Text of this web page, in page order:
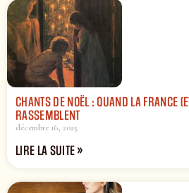
CHANTS DE NOËL : QUAND LA FRANCE
RASSEMBLENT
décembre 16, 2025
LIRE LA SUITE »